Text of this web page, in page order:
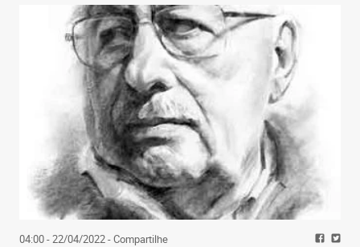
04:00 - 22/04/2022- Compartilhe